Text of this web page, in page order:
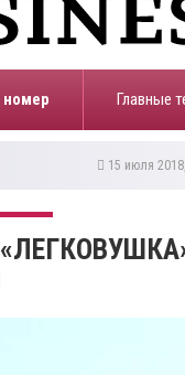
Главные
15 июля